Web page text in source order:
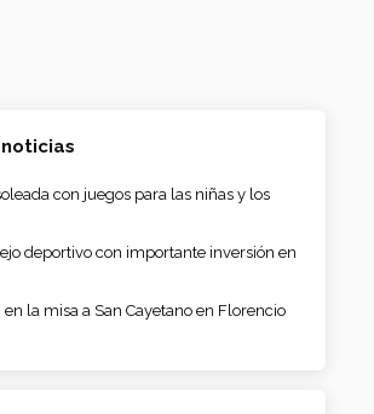
con juegos para las niñas y los
deportivo con importante inversión en
en la misa a San Cayetano en Florencio